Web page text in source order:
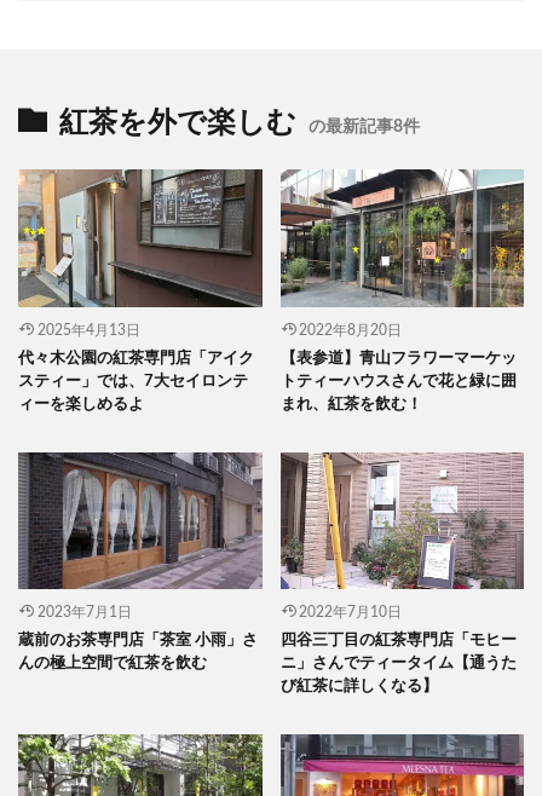
紅茶を外で楽しむ の最新記事8件
2025年4月13日
代々木公園の紅茶専門店「アイク
スティー」では、7大セイロンテ
ィーを楽しめるよ
2022年8月20日
【表参道】青山フラワーマーケッ
トティーハウスさんで花と緑に囲
まれ、紅茶を飲む！
2023年7月1日
蔵前のお茶専門店「茶室 小雨」さ
んの極上空間で紅茶を飲む
2022年7月10日
四谷三丁目の紅茶専門店「モヒー
ニ」さんでティータイム【通うた
び紅茶に詳しくなる】